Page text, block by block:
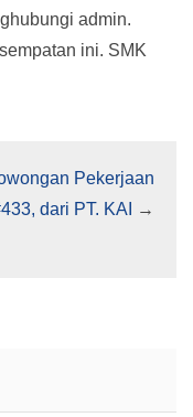
admin.
ini. SMK
Pekerjaan
dari PT. KAI
→